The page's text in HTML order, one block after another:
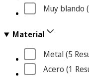
Muy blando
Material
Metal (5
Acero (1